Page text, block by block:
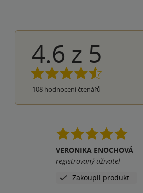
4.6 z 5
108 hodnocení čtenářů
VERONIKA ENOCHOVÁ
registrovaný uživatel
Zakoupil produkt